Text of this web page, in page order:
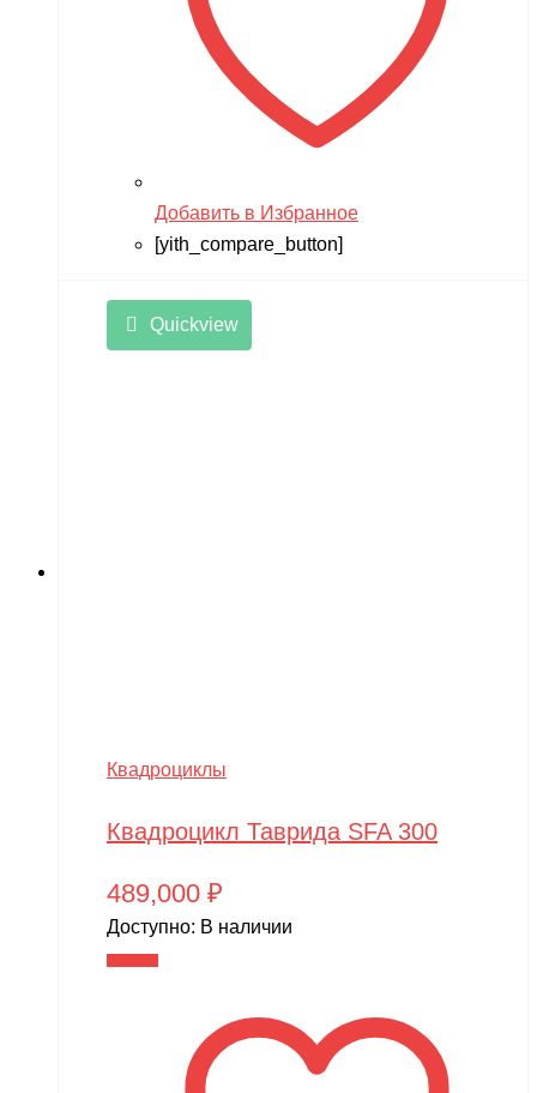
Добавить в Избранное
[yith_compare_button]
Quickview
Квадроциклы
Квадроцикл Таврида SFA 300
489,000 ₽
Доступно: В наличии